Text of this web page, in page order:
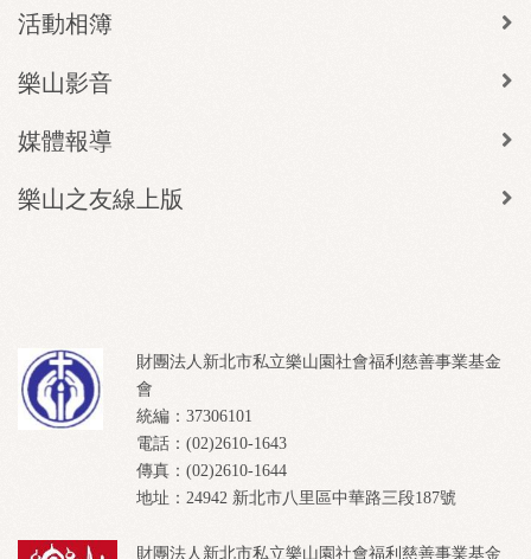
活動相簿
樂山影音
媒體報導
樂山之友線上版
財團法人新北市私立樂山園社會福利慈善事業基金
會
統編：37306101
電話：(02)2610-1643
傳真：(02)2610-1644
地址：24942 新北市八里區中華路三段187號
財團法人新北市私立樂山園社會福利慈善事業基金